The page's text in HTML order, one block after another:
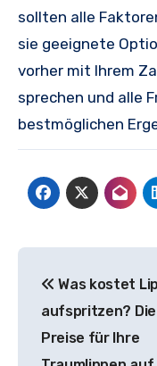
sollten alle
sie geeignete
vorher mit Ihrem
sprechen und alle
bestmöglichen
Was kostet
aufspritzen? Die
Preise für Ihre